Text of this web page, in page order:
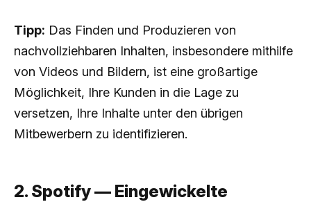
Tipp: Das Finden und Produzieren von
nachvollziehbaren Inhalten, insbesondere mithilfe
von Videos und Bildern, ist eine großartige
Möglichkeit, Ihre Kunden in die Lage zu
versetzen, Ihre Inhalte unter den übrigen
Mitbewerbern zu identifizieren.
2. Spotify — Eingewickelte